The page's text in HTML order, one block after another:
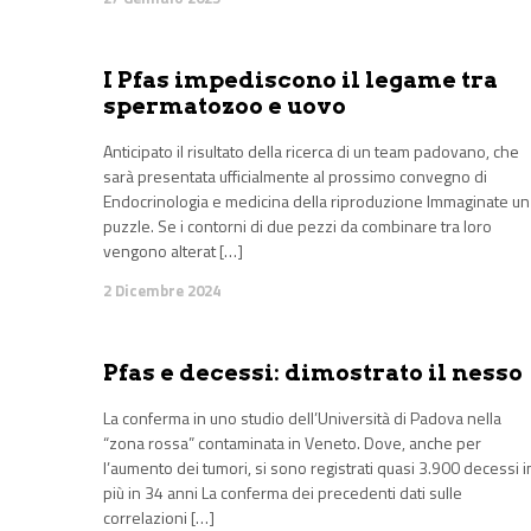
I Pfas impediscono il legame tra
spermatozoo e uovo
Anticipato il risultato della ricerca di un team padovano, che
sarà presentata ufficialmente al prossimo convegno di
Endocrinologia e medicina della riproduzione Immaginate un
puzzle. Se i contorni di due pezzi da combinare tra loro
vengono alterat […]
2 Dicembre 2024
Pfas e decessi: dimostrato il nesso
La conferma in uno studio dell’Università di Padova nella
“zona rossa” contaminata in Veneto. Dove, anche per
l’aumento dei tumori, si sono registrati quasi 3.900 decessi
più in 34 anni La conferma dei precedenti dati sulle
correlazioni […]